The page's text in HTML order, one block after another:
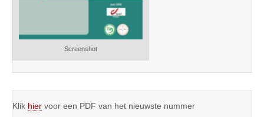
Screenshot
Klik hier voor een PDF van het nieuwste nummer